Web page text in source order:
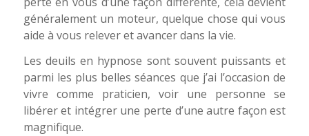
généralement un moteur, quelque chose qui vous
aide à vous relever et avancer dans la vie.
Les deuils en hypnose sont souvent puissants et
parmi les plus belles séances que j’ai l’occasion de
vivre comme praticien, voir une personne se
libérer et intégrer une perte d’une autre façon est
magnifique.